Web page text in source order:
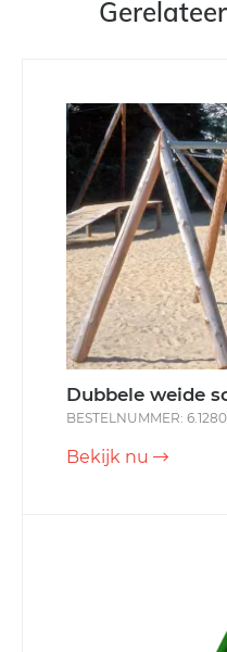
Dubbele weide
BESTELNUMMER:
Bekijk nu